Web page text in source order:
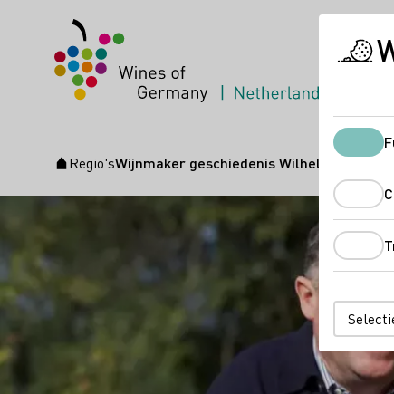
Startpagina
Regio'sWijnmaker geschiedenis Wilhelmshof